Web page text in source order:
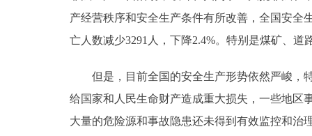
产经营秩序和安全生产条件有所改善，全国安全
亡人数减少3291人，下降2.4%。特别是煤矿、
但是，目前全国的安全生产形势依然严峻，特
给国家和人民生命财产造成重大损失，一些地区
大量的危险源和事故隐患还未得到有效监控和